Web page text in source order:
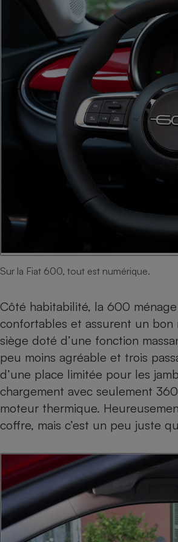
Sur la Fiat 600, tout est numérique.
Côté habitabilité, la 600
confortables et assurent un bon
siège doté d’une fonction
peu moins agréable et trois
d’une place limitée pour les
chargement avec seulement
moteur thermique.
coffre, mais c’est un peu juste